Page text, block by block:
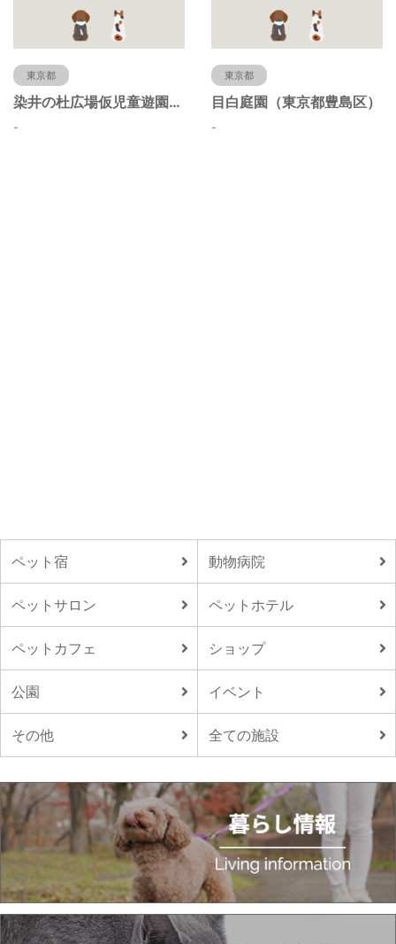
東京都
染井の杜広場仮児童遊園（東京都豊島区）
-
東京都
目白庭園（東京都豊島区）
-
ペット宿 動物病院
ペットサロン ペットホテル
ペットカフェ ショップ
公園 イベント
その他 全ての施設